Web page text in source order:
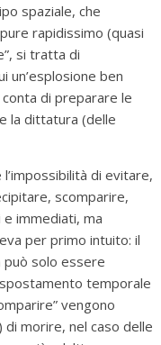
spaziale, che
rapidissimo (quasi
si tratta di
un’esplosione ben
di preparare le
la dittatura (delle
di evitare,
scomparire,
immediati, ma
per primo intuito: il
può solo essere
temporale
vengono
di morire, nel caso delle